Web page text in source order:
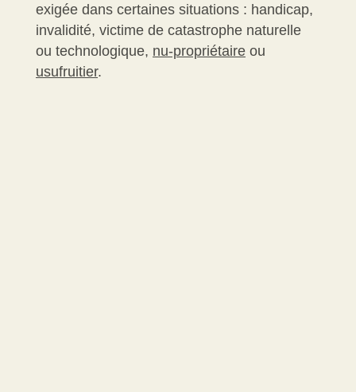
exigée dans certaines situations : handicap,
invalidité, victime de catastrophe naturelle
ou technologique, nu-propriétaire ou
usufruitier.